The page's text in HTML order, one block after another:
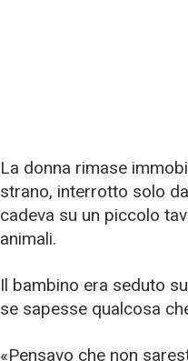
La donna rimase
strano, interrotto solo
cadeva su un piccolo
animali.
Il bambino era seduto
se sapesse qualcosa
«Pensavo che non